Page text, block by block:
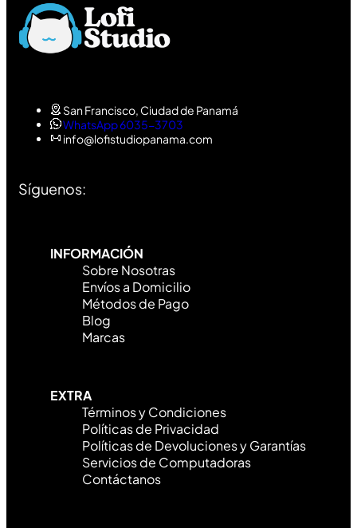
San Francisco, Ciudad de Panamá
WhatsApp 6035-3703
info@lofistudiopanama.com
Síguenos:
INFORMACIÓN
Sobre Nosotras
Envíos a Domicilio
Métodos de Pago
Blog
Marcas
EXTRA
Términos y Condiciones
Políticas de Privacidad
Políticas de Devoluciones y Garantías
Servicios de Computadoras
Contáctanos